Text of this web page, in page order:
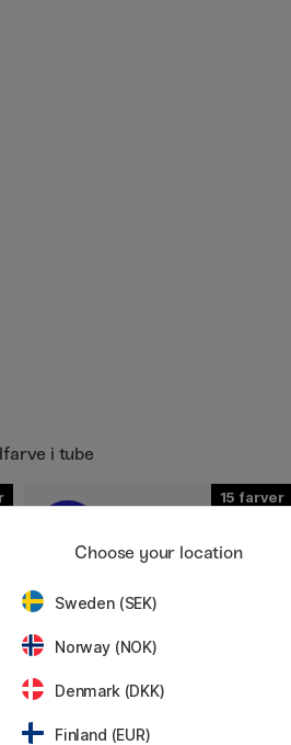
i tube
15
Choose your location
Sweden (SEK)
Norway (NOK)
Denmark (DKK)
Finland (EUR)